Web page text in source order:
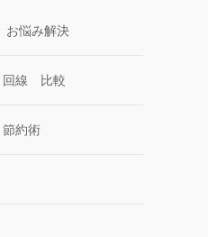
お悩み解決
回線 比較
節約術